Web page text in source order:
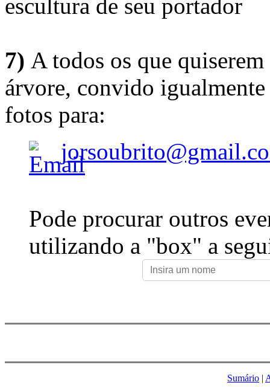
escultura de seu portador
7) A todos os que
árvore, convido
fotos para:
Pode procurar outros
utilizando a "box" a
Sumário |